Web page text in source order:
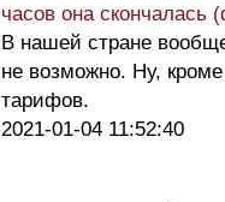
часов она скончалась
В нашей стране
не возможно. Ну,
тарифов.
2021-01-04 11:52:40